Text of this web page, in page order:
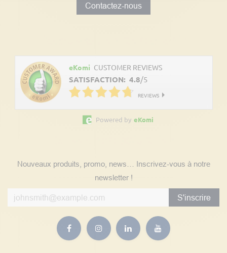
Contactez-nous
eKomi CUSTOMER REVIEWS
SATISFACTION: 4.8/5
REVIEWS
Powered by eKomi
Nouveaux produits, promo, news… Inscrivez-vous à notre
newsletter !
S'inscrire